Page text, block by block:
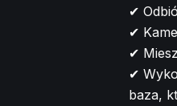
✔
✔
✔
✔
baza,